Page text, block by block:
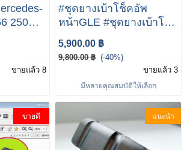
250D 4
ขายแล้ว 8
#ชุดยางเบ้าโช็คอัพ
หน้าGLE #ชุดยางเบ้าโช็
คอัพหน้าW166 #ชุดยาง
เบ้าโช็คอัพรถเบนซ์
Mercedes benz
5,900.00 ฿
9,800.00 ฿ (-40%)
ขายแล้ว 3
มีหลายคุณสมบัติให้เลือก
ขายดี แนะนำ